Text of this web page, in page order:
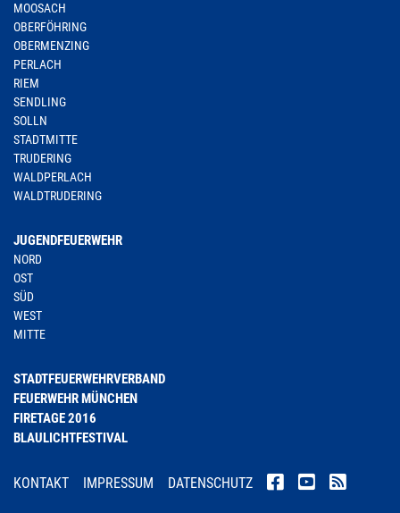
MOOSACH
OBERFÖHRING
OBERMENZING
PERLACH
RIEM
SENDLING
SOLLN
STADTMITTE
TRUDERING
WALDPERLACH
WALDTRUDERING
JUGENDFEUERWEHR
NORD
OST
SÜD
WEST
MITTE
STADTFEUERWEHRVERBAND
FEUERWEHR MÜNCHEN
FIRETAGE 2016
BLAULICHTFESTIVAL
KONTAKT IMPRESSUM DATENSCHUTZ